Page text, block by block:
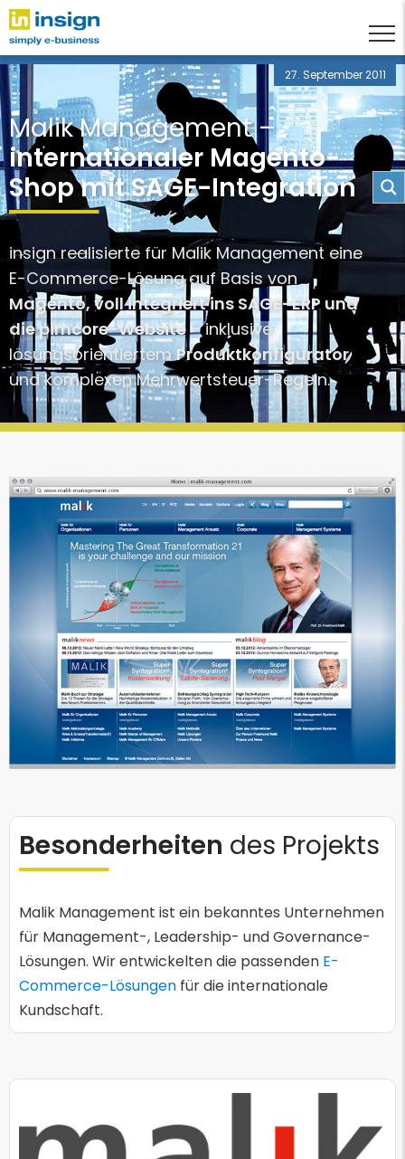
27. September 2011
Malik Management –
internationaler Magento-
Shop mit SAGE-Integration
insign realisierte für Malik Management eine
E-Commerce-Lösung auf Basis von
Magento, voll integriert ins SAGE-ERP und
die pimcore-Website– inklusive
lösungsorientiertemProduktkonfigurator
und komplexen Mehrwertsteuer-Regeln.
Besonderheiten des Projekts
Malik Management ist ein bekanntes Unternehmen
für Management-, Leadership- und Governance-
Lösungen. Wir entwickelten die passenden E-
Commerce-Lösungen für die internationale
Kundschaft.